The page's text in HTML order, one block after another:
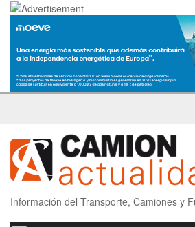
Información del Transporte, Camiones y